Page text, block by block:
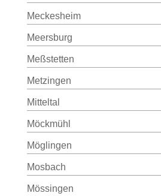
Meckesheim
Meersburg
Meßstetten
Metzingen
Mitteltal
Möckmühl
Möglingen
Mosbach
Mössingen